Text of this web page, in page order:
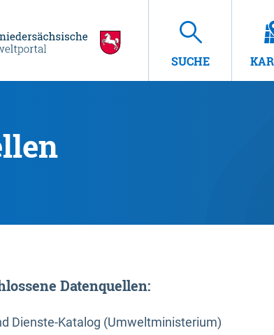
SUCHE
Datenquellen:
Dienste-Katalog (Umweltministerium)